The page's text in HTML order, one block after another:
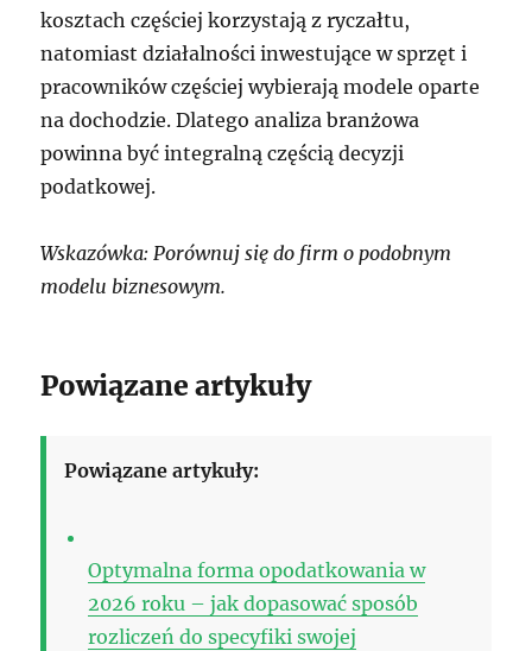
kosztach częściej korzystają z ryczałtu,
natomiast działalności inwestujące w sprzęt i
pracowników częściej wybierają modele oparte
na dochodzie. Dlatego analiza branżowa
powinna być integralną częścią decyzji
podatkowej.
Wskazówka: Porównuj się do firm o podobnym
modelu biznesowym.
Powiązane artykuły
Powiązane artykuły:
Optymalna forma opodatkowania w
2026 roku – jak dopasować sposób
rozliczeń do specyfiki swojej